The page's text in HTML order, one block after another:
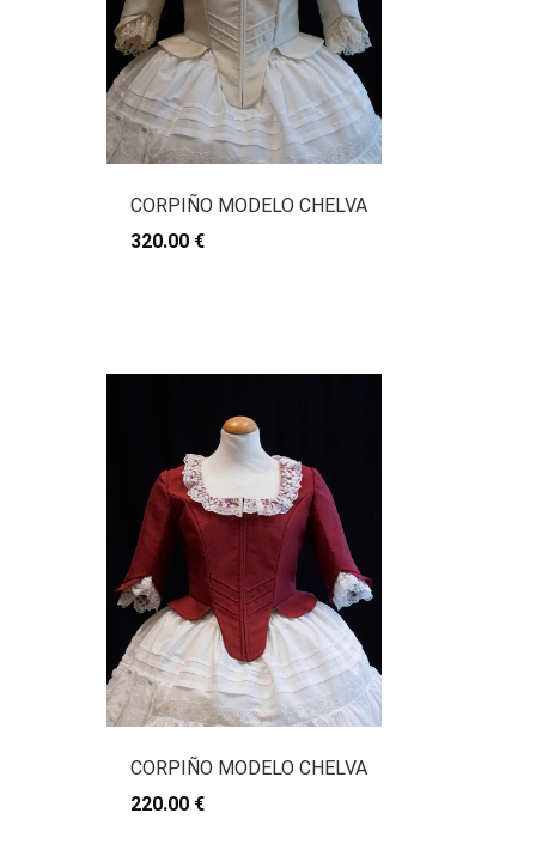
CORPIÑO MODELO CHELVA
320.00 €
CORPIÑO MODELO CHELVA
220.00 €